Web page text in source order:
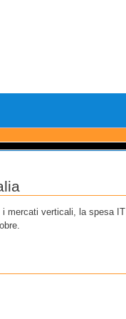
i mercati verticali, la spesa IT